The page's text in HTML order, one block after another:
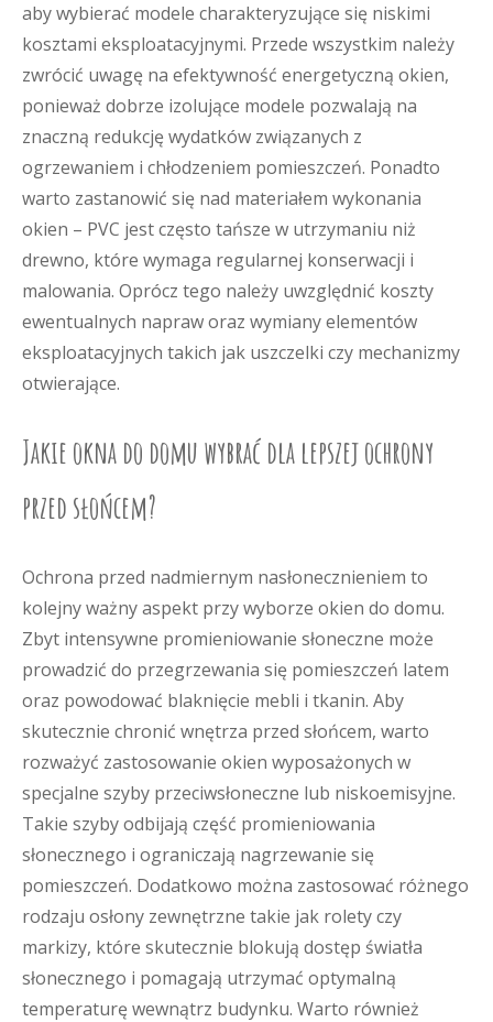
aby wybierać modele charakteryzujące się niskimi
kosztami eksploatacyjnymi. Przede wszystkim należy
zwrócić uwagę na efektywność energetyczną okien,
ponieważ dobrze izolujące modele pozwalają na
znaczną redukcję wydatków związanych z
ogrzewaniem i chłodzeniem pomieszczeń. Ponadto
warto zastanowić się nad materiałem wykonania
okien – PVC jest często tańsze w utrzymaniu niż
drewno, które wymaga regularnej konserwacji i
malowania. Oprócz tego należy uwzględnić koszty
ewentualnych napraw oraz wymiany elementów
eksploatacyjnych takich jak uszczelki czy mechanizmy
otwierające.
Jakie okna do domu wybrać dla lepszej ochrony
przed słońcem?
Ochrona przed nadmiernym nasłonecznieniem to
kolejny ważny aspekt przy wyborze okien do domu.
Zbyt intensywne promieniowanie słoneczne może
prowadzić do przegrzewania się pomieszczeń latem
oraz powodować blaknięcie mebli i tkanin. Aby
skutecznie chronić wnętrza przed słońcem, warto
rozważyć zastosowanie okien wyposażonych w
specjalne szyby przeciwsłoneczne lub niskoemisyjne.
Takie szyby odbijają część promieniowania
słonecznego i ograniczają nagrzewanie się
pomieszczeń. Dodatkowo można zastosować różnego
rodzaju osłony zewnętrzne takie jak rolety czy
markizy, które skutecznie blokują dostęp światła
słonecznego i pomagają utrzymać optymalną
temperaturę wewnątrz budynku. Warto również